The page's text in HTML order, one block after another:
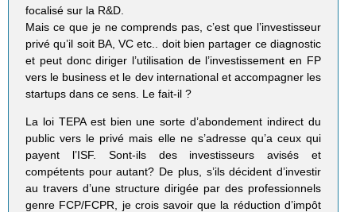
focalisé sur la R&D.
Mais ce que je ne comprends pas, c’est que l’investisseur
privé qu’il soit BA, VC etc.. doit bien partager ce diagnostic
et peut donc diriger l’utilisation de l’investissement en FP
vers le business et le dev international et accompagner les
startups dans ce sens. Le fait-il ?
La loi TEPA est bien une sorte d’abondement indirect du
public vers le privé mais elle ne s’adresse qu’a ceux qui
payent l’ISF. Sont-ils des investisseurs avisés et
compétents pour autant? De plus, s’ils décident d’investir
au travers d’une structure dirigée par des professionnels
genre FCP/FCPR, je crois savoir que la réduction d’impôt